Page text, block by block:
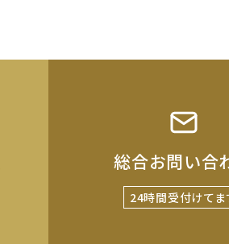
総合お問い合
24時間受付けてま